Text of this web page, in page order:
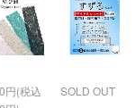
円(税込
SOLD OUT